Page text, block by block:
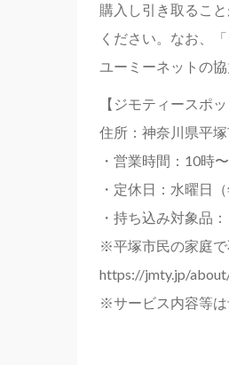
購入し引き取るこ
ください。なお、
ユーミーネットの
【ジモティースポ
住所：神奈川県平
・営業時間：10時
・定休日：水曜日
・持ち込み対象品
※平塚市民の家庭で
https://jmty.jp/
※サービス内容等は